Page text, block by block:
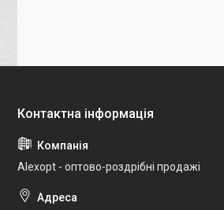
Alexopt - оптово-роздрібні продажі